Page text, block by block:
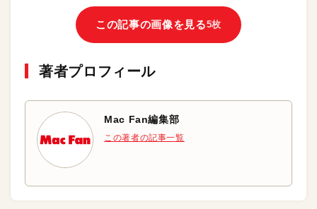
この記事の画像を見る5枚
著者プロフィール
Mac Fan編集部
この著者の記事一覧